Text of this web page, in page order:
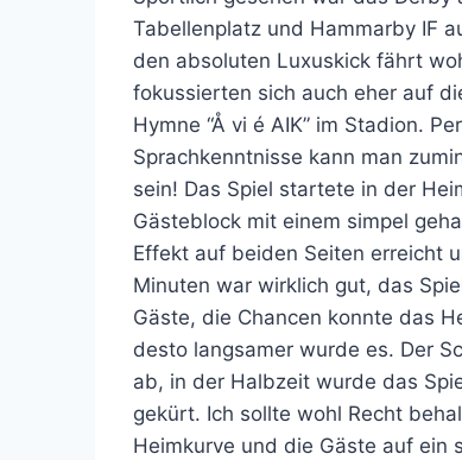
Tabellenplatz und Hammarby IF
den absoluten Luxuskick fährt
fokussierten sich auch eher auf
Hymne “Å vi é AIK” im Stadion.
Sprachkenntnisse kann man
sein! Das Spiel startete in der
Gästeblock mit einem simpel
Effekt auf beiden Seiten erreicht
Minuten war wirklich gut, das
Gäste, die Chancen konnte das
desto langsamer wurde es. Der
ab, in der Halbzeit wurde das
gekürt. Ich sollte wohl Recht
Heimkurve und die Gäste auf ein